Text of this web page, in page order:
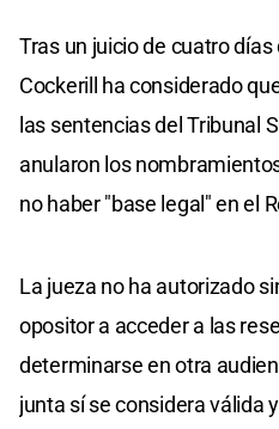
Tras un juicio de cuatro
Cockerill ha considerado
las sentencias del Tribunal
anularon los
no haber "base legal" en el
La jueza no ha autorizado
opositor a acceder a las
determinarse en otra
junta sí se considera válida